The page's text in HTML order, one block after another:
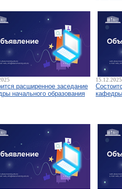
расширенное заседание
начального образования
15.12.2025
кафедры